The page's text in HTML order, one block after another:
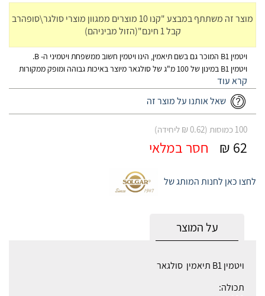
מוצר זה משתתף במבצע "קנו 10 מוצרים ממגוון מוצרי סולגר\סופהרב
קבל 1 חינם"(הזול מביניהם)
ויטמין B1 המוכר גם בשם תיאמין, הינו ויטמין חשוב ממשפחת ויטמיני ה- B.
ויטמין B1 במינון של 100 מ"ג של סולגאר מיוצר באיכות גבוהה ומופק ממקורות
טבעיים.
שאל אותנו על מוצר זה
100 כמוסות (0.62 ₪ ליחידה)
62 ₪ חסר במלאי
לחצו כאן לחנות המותג של
על המוצר
ויטמין B1 תיאמין סולגאר
תכולה: